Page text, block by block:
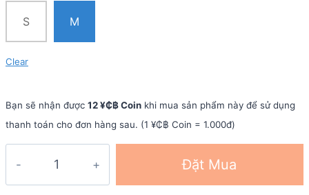
S M
Clear
Bạn sẽ nhận được 12 ¥₵฿ Coin khi mua sản phẩm này để sử dụng
thanh toán cho đơn hàng sau. (1 ¥₵฿ Coin = 1.000đ)
Đặt Mua